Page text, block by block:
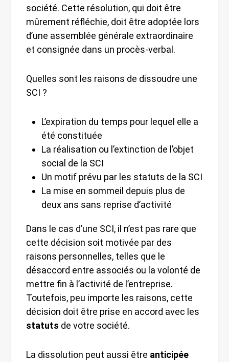
société. Cette résolution, qui doit être
mûrement réfléchie, doit être adoptée lors
d’une assemblée générale extraordinaire
et consignée dans un procès-verbal.
Quelles sont les raisons de dissoudre une
SCI ?
L’expiration du temps pour lequel elle a
été constituée
La réalisation ou l’extinction de l’objet
social de la SCI
Un motif prévu par les statuts de la SCI
La mise en sommeil depuis plus de
deux ans sans reprise d’activité
Dans le cas d’une SCI, il n’est pas rare que
cette décision soit motivée par des
raisons personnelles, telles que le
désaccord entre associés ou la volonté de
mettre fin à l’activité de l’entreprise.
Toutefois, peu importe les raisons, cette
décision doit être prise en accord avec les
statuts de votre société.
La dissolution peut aussi être anticipée